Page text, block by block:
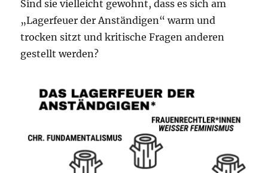
Sind sie vielleicht gewohnt, dass es sich am
„Lagerfeuer der Anständigen“ warm und
trocken sitzt und kritische Fragen anderen
gestellt werden?